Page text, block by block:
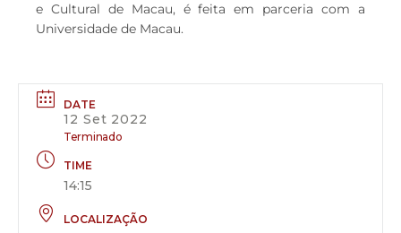
e Cultural de Macau, é feita em parceria com a
Universidade de Macau.
DATE
12 Set 2022
Terminado
TIME
14:15
LOCALIZAÇÃO